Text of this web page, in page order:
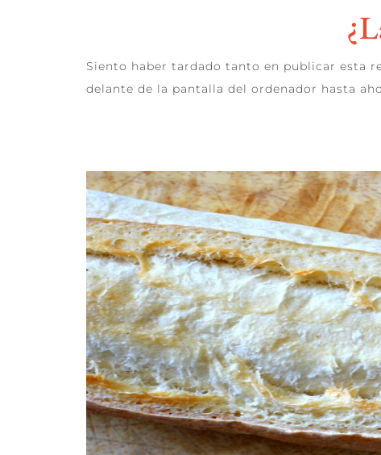
Siento haber tardado tanto en publicar esta
delante de la pantalla del ordenador hasta